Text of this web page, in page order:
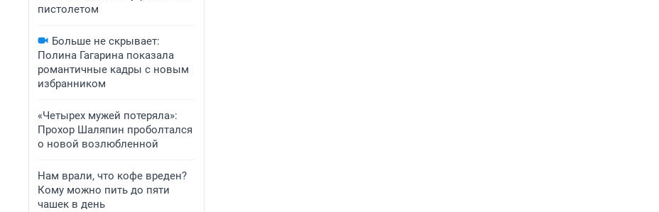
пистолетом
Больше не скрывает:
Полина Гагарина показала
романтичные кадры с новым
избранником
«Четырех мужей потеряла»:
Прохор Шаляпин проболтался
о новой возлюбленной
Нам врали, что кофе вреден?
Кому можно пить до пяти
чашек в день